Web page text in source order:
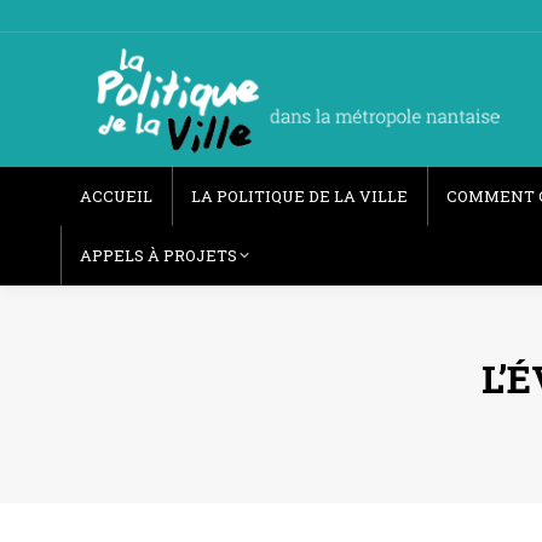
ACCUEIL LA POLITIQUE DE LA VILLE COMMENT
APPELS À PROJETS